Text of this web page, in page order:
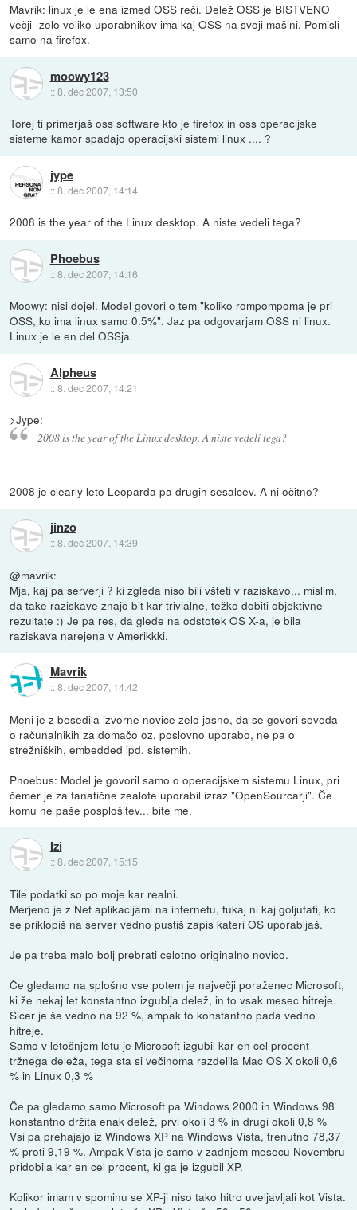
Mavrik: linux je le ena izmed OSS reči. Delež OSS je BISTVENO
večji- zelo veliko uporabnikov ima kaj OSS na svoji mašini. Pomisli
samo na firefox.
moowy123
::8. dec 2007, 13:50
Torej ti primerjaš oss software kto je firefox in oss operacijske
sisteme kamor spadajo operacijski sistemi linux .... ?
jype
::8. dec 2007, 14:14
2008 is the year of the Linux desktop. A niste vedeli tega?
Phoebus
::8. dec 2007, 14:16
Moowy: nisi dojel. Model govori o tem "koliko rompompoma je pri
OSS, ko ima linux samo 0.5%". Jaz pa odgovarjam OSS ni linux.
Linux je le en del OSSja.
Alpheus
::8. dec 2007, 14:21
>Jype:
2008 is the year of the Linux desktop. A niste vedeli tega?
2008 je clearly leto Leoparda pa drugih sesalcev. A ni očitno?
jinzo
::8. dec 2007, 14:39
@mavrik:
Mja, kaj pa serverji ? ki zgleda niso bili všteti v raziskavo... mislim,
da take raziskave znajo bit kar trivialne, težko dobiti objektivne
rezultate :) Je pa res, da glede na odstotek OS X-a, je bila
raziskava narejena v Amerikkki.
Mavrik
::8. dec 2007, 14:42
Meni je z besedila izvorne novice zelo jasno, da se govori seveda
o računalnikih za domačo oz. poslovno uporabo, ne pa o
strežniških, embedded ipd. sistemih.
Phoebus: Model je govoril samo o operacijskem sistemu Linux, pri
čemer je za fanatične zealote uporabil izraz "OpenSourcarji". Če
komu ne paše posplošitev... bite me.
Izi
::8. dec 2007, 15:15
Tile podatki so po moje kar realni.
Merjeno je z Net aplikacijami na internetu, tukaj ni kaj goljufati, ko
se priklopiš na server vedno pustiš zapis kateri OS uporabljaš.
Je pa treba malo bolj prebrati celotno originalno novico.
Če gledamo na splošno vse potem je največji poraženec Microsoft,
ki že nekaj let konstantno izgublja delež, in to vsak mesec hitreje.
Sicer je še vedno na 92 %, ampak to konstantno pada vedno
hitreje.
Samo v letošnjem letu je Microsoft izgubil kar en cel procent
tržnega deleža, tega sta si večinoma razdelila Mac OS X okoli 0,6
% in Linux 0,3 %
Če pa gledamo samo Microsoft pa Windows 2000 in Windows 98
konstantno držita enak delež, prvi okoli 3 % in drugi okoli 0,8 %
Vsi pa prehajajo iz Windows XP na Windows Vista, trenutno 78,37
% proti 9,19 %. Ampak Vista je samo v zadnjem mesecu Novembru
pridobila kar en cel procent, ki ga je izgubil XP.
Kolikor imam v spominu se XP-ji niso tako hitro uveljavljali kot Vista.